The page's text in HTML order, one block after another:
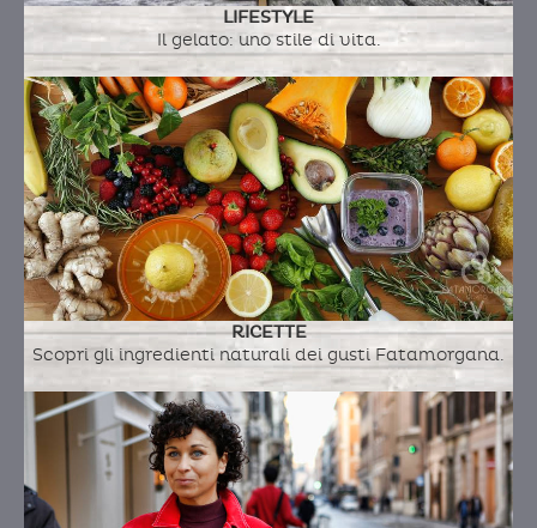
LIFESTYLE
Il gelato: uno stile di vita.
RICETTE
Scopri gli ingredienti naturali dei gusti Fatamorgana.